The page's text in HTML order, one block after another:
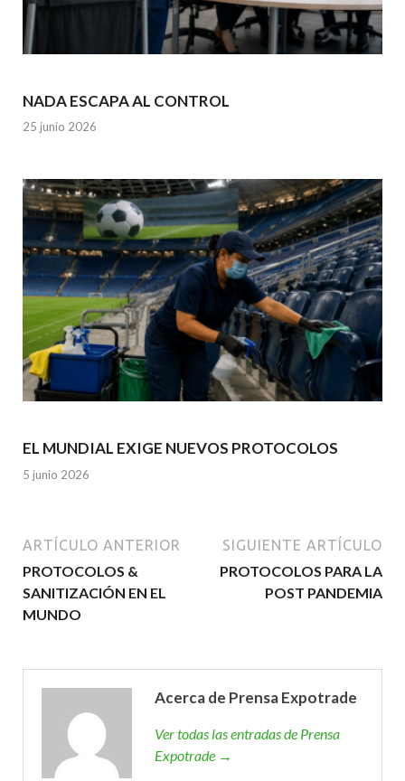
NADA ESCAPA AL CONTROL
25 junio 2026
EL MUNDIAL EXIGE NUEVOS PROTOCOLOS
5 junio 2026
ARTÍCULO ANTERIOR
PROTOCOLOS &
SANITIZACIÓN EN EL
MUNDO
SIGUIENTE ARTÍCULO
PROTOCOLOS PARA LA
POST PANDEMIA
Acerca de Prensa Expotrade
Ver todas las entradas de Prensa
Expotrade →